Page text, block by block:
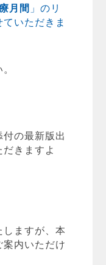
月間 」のリ
いただきま
の最新版出
きますよ
ますが、本
内いただけ